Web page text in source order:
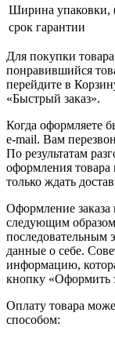
Ширина упаковки,
срок гарантии
Для покупки
понравившийся
перейдите в
«Быстрый заказ».
Когда оформляете
e-mail. Вам
По результатам
оформления товара
только ждать
Оформление
следующим
последовательным
данные о себе.
информацию,
кнопку «Оформить
Оплату товара
способом: